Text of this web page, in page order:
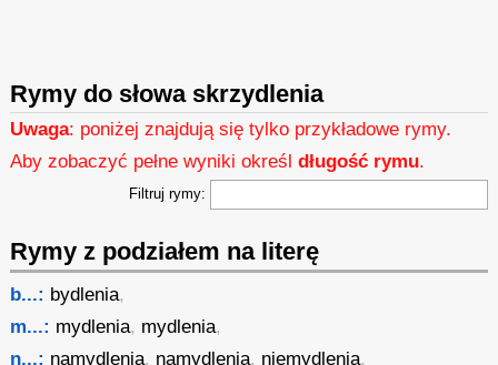
Rymy do słowa skrzydlenia
Uwaga: poniżej znajdują się tylko przykładowe rymy.
Aby zobaczyć pełne wyniki określdługość rymu.
Filtruj rymy:
Rymy z podziałem na literę
b...: bydlenia,
m...: mydlenia, mydlenia,
n...: namydlenia, namydlenia, niemydlenia,